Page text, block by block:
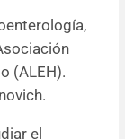
(ALEH).
el